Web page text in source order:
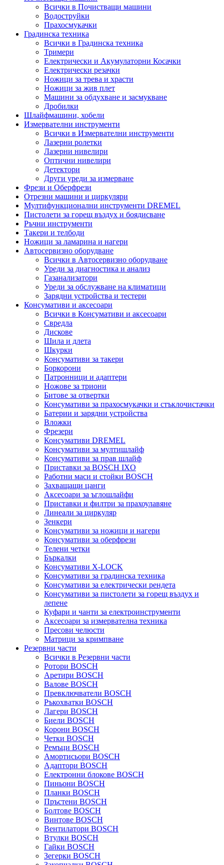
Всички в Почистващи машини
Водоструйки
Прахосмукачки
Градинска техника
Всички в Градинска техника
Тримери
Електрически и Акумулаторни Косачки
Електрически резачки
Ножици за трева и храсти
Ножици за жив плет
Машини за обдухване и засмукване
Дробилки
Шлайфмашини, хобели
Измервателни инструменти
Всички в Измервателни инструменти
Лазерни ролетки
Лазерни нивелири
Оптични нивелири
Детектори
Други уреди за измерване
Фрези и Оберфрези
Отрезни машини и циркуляри
Мултифункционални инструменти DREMEL
Пистолети за горещ въздух и боядисване
Ръчни инструменти
Такери и телбоди
Ножици за ламарина и нагери
Автосервизно оборудване
Всички в Автосервизно оборудване
Уреди за диагностика и анализ
Газанализатори
Уреди за обслужване на климатици
Зарядни устройства и тестери
Консумативи и аксесоари
Всички в Консумативи и аксесоари
Свредла
Дискове
Шила и длета
Шкурки
Консумативи за такери
Боркорони
Патронници и адаптери
Ножове за триони
Битове за отвертки
Консумативи за прахосмукачки и стъклочистачки
Батерии и зарядни устройства
Вложки
Фрезери
Консумативи DREMEL
Консумативи за мултишлайф
Консумативи за прав шлайф
Приставки за BOSCH IXO
Работни маси и стойки BOSCH
Захващащи цанги
Аксесоари за ъглошлайфи
Приставки и филтри за прахоулавяне
Линеали за циркуляр
Зенкери
Консумативи за ножици и нагери
Консумативи за оберфрези
Телени четки
Бъркалки
Консумативи X-LOCK
Консумативи за градинска техника
Консумативи за електрически рендета
Консумативи за пистолети за горещ въздух и
лепене
Куфари и чанти за електроинструменти
Аксесоари за измервателна техника
Пресови челюсти
Матрици за кримпване
Резервни части
Всички в Резервни части
Ротори BOSCH
Аретири BOSCH
Валове BOSCH
Превключватели BOSCH
Ръкохватки BOSCH
Лагери BOSCH
Биели BOSCH
Корони BOSCH
Четки BOSCH
Ремъци BOSCH
Амортисьори BOSCH
Адаптори BOSCH
Електронни блокове BOSCH
Пиньони BOSCH
Планки BOSCH
Пръстени BOSCH
Болтове BOSCH
Винтове BOSCH
Вентилатори BOSCH
Втулки BOSCH
Гайки BOSCH
Зегерки BOSCH